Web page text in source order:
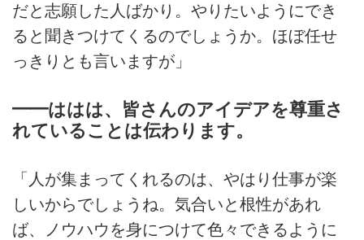
だと志願した人ばかり。やりたいようにでき
ると聞きつけてくるのでしょうか。ほぼ任せ
っきりとも言いますが」
━━ははは、皆さんのアイデアを尊重さ
れていることは伝わります。
「人が集まってくれるのは、やはり仕事が楽
しいからでしょうね。気合いと根性があれ
ば、ノウハウを身につけて色々できるように